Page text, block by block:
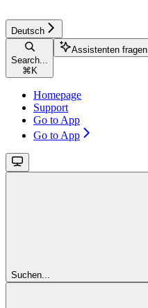
Deutsch
Search...
⌘ K
Assistenten fragen
Homepage
Support
Go to App
Go to App
Suchen...